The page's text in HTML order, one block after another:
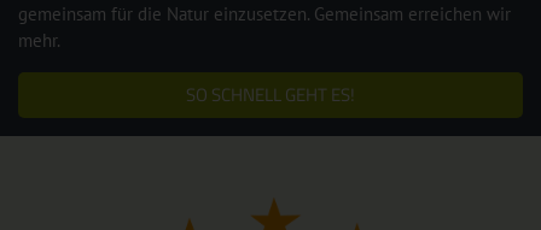
gemeinsam für die Natur einzusetzen. Gemeinsam erreichen wir
mehr.
SO SCHNELL GEHT ES!